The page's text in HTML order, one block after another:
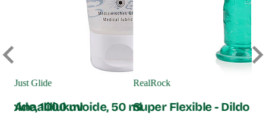
1000 ml
Just Glide
Anaaliliukuvoide, 50 ml
RealRock
Super Flexible - Dildo